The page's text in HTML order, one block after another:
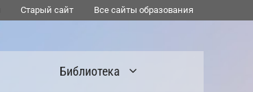
Старый сайт Все сайты образования
Библиотека